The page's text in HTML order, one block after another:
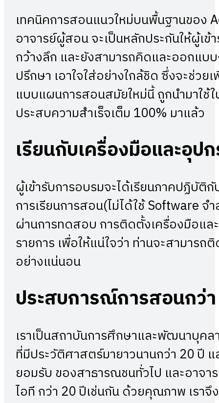
เทคนิคการสอนแนวใหม่บนพื้นฐานของ
อาจารย์ผู้สอน จะเป็นหลักประกันให้ผู้เ
กว้างลึก และยังสามารถคิดและออกแบ
ปรึกษา เอาใจใส่อย่างใกล้ชิด ซึ่งจะช่ว
แบบแผนการสอนสมัยใหม่นี้ ถูกนำมาใ
ประสบความสำเร็จเต็ม 100% มาแล้ว
เรียนกับเครื่องมือและอุ
ผู้เข้ารับการอบรมจะได้เรียนภาคปฏิบัติ
การเรียนการสอน(ไม่ได้ใช้ Software
ผ่านการทดสอบ การติดตั้งเครื่องมือแ
รายการ เพื่อให้แน่ใจว่า ท่านจะสามาร
อย่างแน่นอน
ประสบการณ์การสอนกว่า
เราเป็นสถาบันการศึกษาและพัฒนาบุคล
ที่มีประวัติศาสตร์มายาวนานกว่า 20 ปี
ยอมรับ ของสาธารณชนทั่วไป และอาจ
ไอที กว่า 20 ปีเช่นกัน ด้วยคุณภาพ เรา